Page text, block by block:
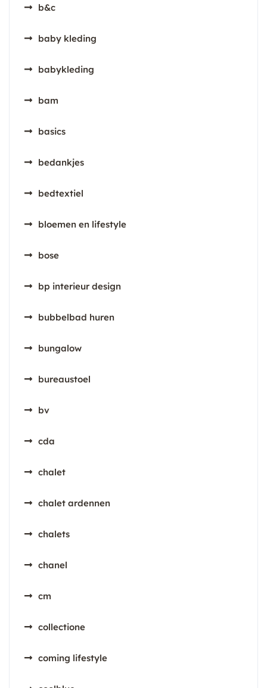
b&c
baby kleding
babykleding
bam
basics
bedankjes
bedtextiel
bloemen en lifestyle
bose
bp interieur design
bubbelbad huren
bungalow
bureaustoel
bv
cda
chalet
chalet ardennen
chalets
chanel
cm
collectione
coming lifestyle